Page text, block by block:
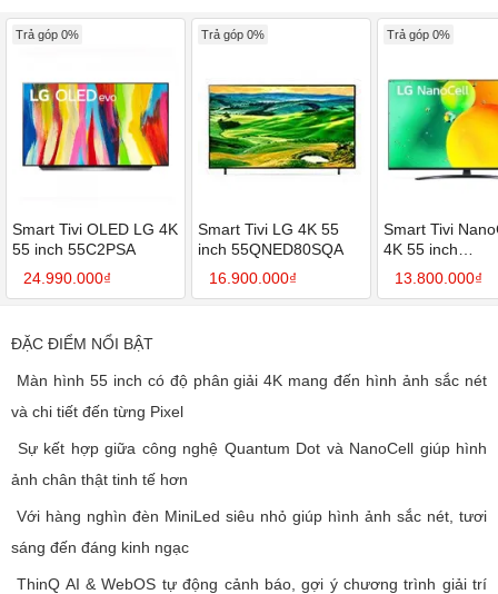
Trả góp 0%
Smart Tivi OLED LG 4K
55 inch 55C2PSA
24.990.000₫
Trả góp 0%
Smart Tivi LG 4K 55
inch 55QNED80SQA
16.900.000₫
Trả góp 0%
Smart Tivi
4K 55 inch
55NANO76SQA
13.800.000₫
ĐẶC ĐIỂM NỔI BẬT
Màn hình 55 inch có độ phân giải 4K mang đến hình ảnh sắc nét
và chi tiết đến từng Pixel
Sự kết hợp giữa công nghệ Quantum Dot và NanoCell giúp hình
ảnh chân thật tinh tế hơn
Với hàng nghìn đèn MiniLed siêu nhỏ giúp hình ảnh sắc nét, tươi
sáng đến đáng kinh ngạc
ThinQ AI & WebOS tự động cảnh báo, gợi ý chương trình giải trí